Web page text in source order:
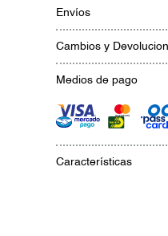
Envíos
Cambios y
Medios de pago
Características